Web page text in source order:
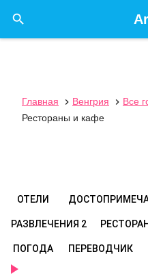

Главная  Венгрия  Все
Рестораны и кафе
ОТЕЛИ
РАЗВЛЕЧЕНИЯ 2
ПОГОДА ПЕРЕВОДЧИК
